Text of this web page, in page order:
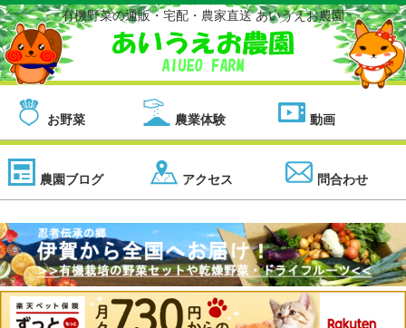
有機野菜の通販・宅配・農家直送 あいうえお農園
お野菜 農業体験 動画
農園ブログ アクセス 問合わせ